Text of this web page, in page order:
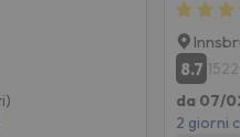
8.7
da 07/
2 giorni